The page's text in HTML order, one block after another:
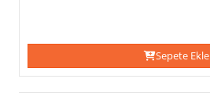
Sepete Ekle